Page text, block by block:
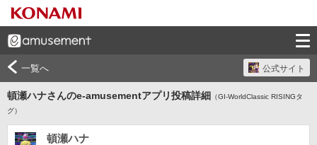
一覧へ 公式サイト
頓瀬ハナさんのe-amusementアプリ投稿詳細 （GI-WorldClassic RISINGタ
グ）
頓瀬ハナ